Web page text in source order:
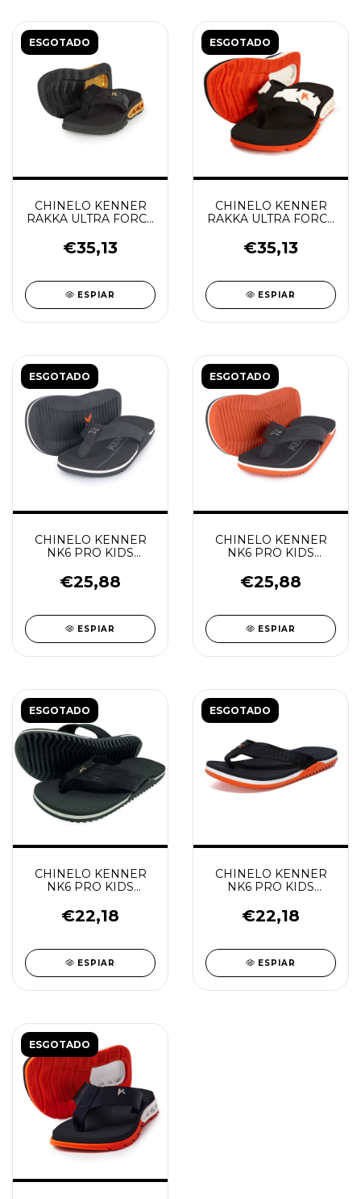
ESGOTADO
CHINELO KENNER
RAKKA ULTRA FORCE
PRETO/DOURADO
€35,13
ESPIAR
ESGOTADO
CHINELO KENNER
RAKKA ULTRA FORCE
LARANJA/BRANCO/
€35,13
ESPIAR
ESGOTADO
CHINELO KENNER
NK6 PRO KIDS
€25,88
ESPIAR
ESGOTADO
CHINELO KENNER
NK6 PRO KIDS
€25,88
ESPIAR
ESGOTADO
CHINELO KENNER
NK6 PRO KIDS
€22,18
ESPIAR
ESGOTADO
CHINELO KENNER
NK6 PRO KIDS
€22,18
ESPIAR
ESGOTADO